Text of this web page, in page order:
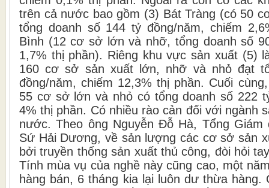
trên cả nước bao gồm (3) Bát Tràng (có 50
tổng doanh số 144 tỷ đồng/năm, chiếm
Bình (12 cơ sở lớn và nhỡ, tổng doanh số
1,7% thị phần). Riêng khu vực sản xuất (5)
160 cơ sở sản xuất lớn, nhỡ và nhỏ đạt
đồng/năm, chiếm 12,3% thị phần. Cuối
55 cơ sở lớn và nhỏ có tổng doanh số 222
4% thị phần. Có nhiều rào cản đối với ngành
nước. Theo ông Nguyễn Đỗ Hà, Tổng Giám
Sứ Hải Dương, về sản lượng các cơ sở sản
bởi truyền thống sản xuất thủ công, đòi hỏi
Tính mùa vụ của nghề này cũng cao, một
hàng bán, 6 tháng kia lại luôn dư thừa hàng.